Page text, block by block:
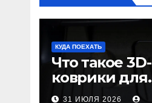
КУДА ПОЕХАТЬ
Что такое 3D-
коврики для
автомобиля и
31 ИЮЛЯ 2026